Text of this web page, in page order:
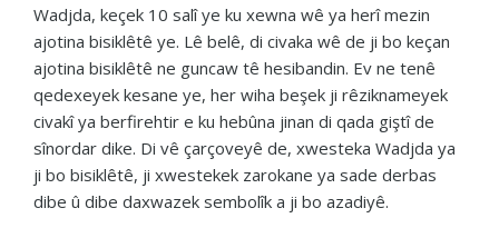
Wadjda, keçek 10 salî ye ku xewna wê ya herî mezin
ajotina bisiklêtê ye. Lê belê, di civaka wê de ji bo keçan
ajotina bisiklêtê ne guncaw tê hesibandin. Ev ne tenê
qedexeyek kesane ye, her wiha beşek ji rêziknameyek
civakî ya berfirehtir e ku hebûna jinan di qada giştî de
sînordar dike. Di vê çarçoveyê de, xwesteka Wadjda ya
ji bo bisiklêtê, ji xwestekek zarokane ya sade derbas
dibe û dibe daxwazek sembolîk a ji bo azadiyê.